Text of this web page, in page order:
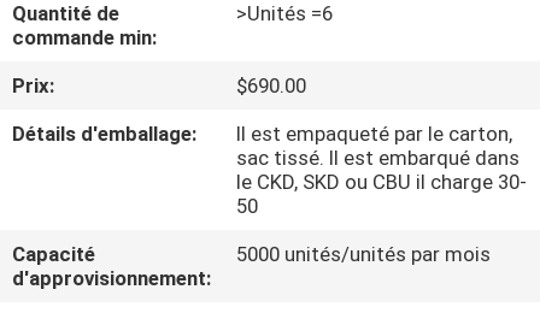
VISITE
QUALITÉ
Quantité de
commande min:
>Unités =6
Prix:
$690.00
Détails d'emballage:
Il est empaqueté par le carton,
sac tissé. Il est embarqué dans
le CKD, SKD ou CBU il charge 30-
50
Capacité
d'approvisionnement:
5000 unités/unités par mois